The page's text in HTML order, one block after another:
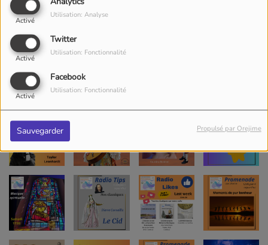
Activé
Utilisation: Analyse
Twitter
Activé
Utilisation: Fonctionnalité
Facebook
Activé
Utilisation: Fonctionnalité
Sauvegarder Propulsé par Orejime